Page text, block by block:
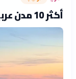
أكثر 10 مدن عربية إبداعًا في الفنون التشكيلية